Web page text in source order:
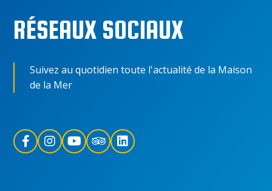
RÉSEAUX SOCIAUX
Suivez au quotidien toute l'actualité de la Maison
de la Mer